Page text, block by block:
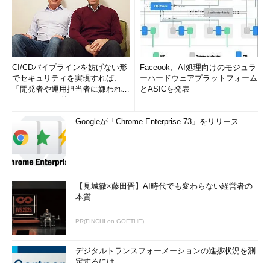
CI/CDパイプラインを妨げない形
でセキュリティを実現すれば、
「開発者や運用担当者に嫌われな
Faceook、AI処理向けのモジュラ
ーハードウェアプラットフォーム
とASICを発表
Googleが「Chrome Enterprise 73」をリリース
【見城徹×藤田晋】AI時代でも変わらない経営者の
本質
PR(FINCHI on GOETHE)
デジタルトランスフォーメーションの進捗状況を測